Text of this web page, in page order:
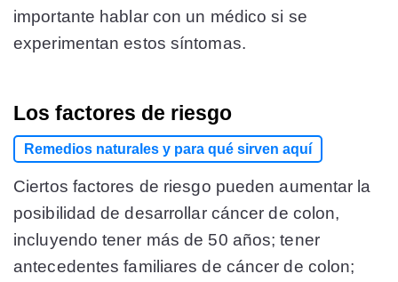
importante hablar con un médico si se
experimentan estos síntomas.
Los factores de riesgo
Remedios naturales y para qué sirven aquí
Ciertos factores de riesgo pueden aumentar la
posibilidad de desarrollar cáncer de colon,
incluyendo tener más de 50 años; tener
antecedentes familiares de cáncer de colon;